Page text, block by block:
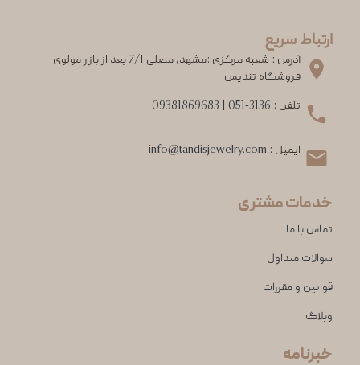
ارتباط سریع
آدرس : شعبه مرکزی :مشهد، مصلی 7/1 بعد از بازار مولوی
فروشگاه تندیس
تلفن : 051-3136
09381869683
ایمیل : info@tandisjewelry.com
خدمات مشتری
تماس با ما
سوالات متداول
قوانین و مقررات
وبلاگ
خبرنامه